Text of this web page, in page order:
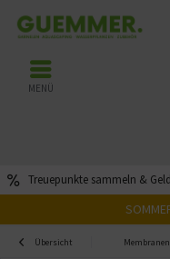
Treuepunkte sammeln &
MENÜ
Übersicht